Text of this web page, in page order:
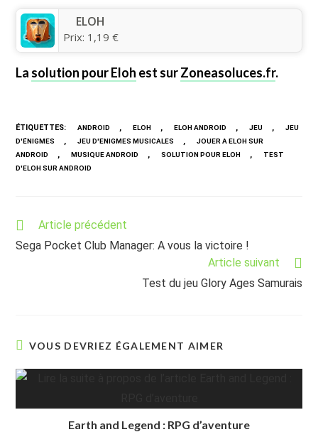
ELOH
Prix: 1,19 €
La solution pour Eloh est surZoneasoluces.fr.
ÉTIQUETTES: ANDROID , ELOH , ELOH ANDROID , JEU ,
JEU
D'ÉNIGMES
, JEU D'ENIGMES MUSICALES ,
JOUER A ELOH SUR
ANDROID
, MUSIQUE ANDROID , SOLUTION POUR ELOH ,
TEST
D'ELOH SUR ANDROID
Read
articles
Article précédent
Sega Pocket Club Manager: A vous la victoire !
Article suivant
Test du jeu Glory Ages Samurais
VOUS DEVRIEZ ÉGALEMENT AIMER
Earth and Legend : RPG d’aventure